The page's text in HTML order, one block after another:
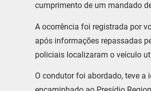
cumprimento de um mandado
A ocorrência foi registrada por
após informações repassadas
policiais localizaram o veículo
O condutor foi abordado, teve a